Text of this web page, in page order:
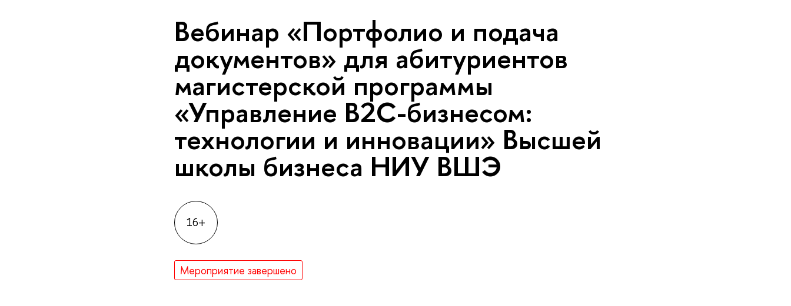
Вебинар «Портфолио и подача
документов» для абитуриентов
магистерской программы
«Управление B2C-бизнесом:
технологии и инновации» Высшей
школы бизнеса НИУ ВШЭ
16+
Мероприятие завершено